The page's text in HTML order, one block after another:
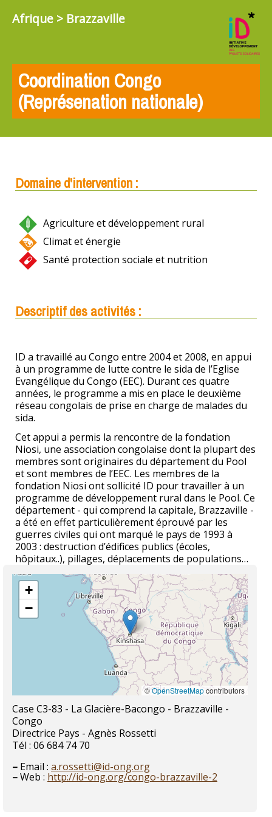
Afrique > Brazzaville
Coordination Congo
(Représenation nationale)
Domaine d'intervention :
Agriculture et développement rural
Climat et énergie
Santé protection sociale et nutrition
Descriptif des activités :
ID a travaillé au Congo entre 2004 et 2008, en appui
à un programme de lutte contre le sida de l’Eglise
Evangélique du Congo (EEC). Durant ces quatre
années, le programme a mis en place le deuxième
réseau congolais de prise en charge de malades du
sida.
Cet appui a permis la rencontre de la fondation
Niosi, une association congolaise dont la plupart des
membres sont originaires du département du Pool
et sont membres de l’EEC. Les membres de la
fondation Niosi ont sollicité ID pour travailler à un
programme de développement rural dans le Pool. Ce
département - qui comprend la capitale, Brazzaville -
a été en effet particulièrement éprouvé par les
guerres civiles qui ont marqué le pays de 1993 à
2003 : destruction d’édifices publics (écoles,
hôpitaux..), pillages, déplacements de populations…
+
−
©OpenStreetMapcontributors
Case C3-83 - La Glacière-Bacongo - Brazzaville -
Congo
Directrice Pays - Agnès Rossetti
Tél : 06 684 74 70
– Email : a.rossetti@id-ong.org
–Web : http://id-ong.org/congo-brazzaville-2